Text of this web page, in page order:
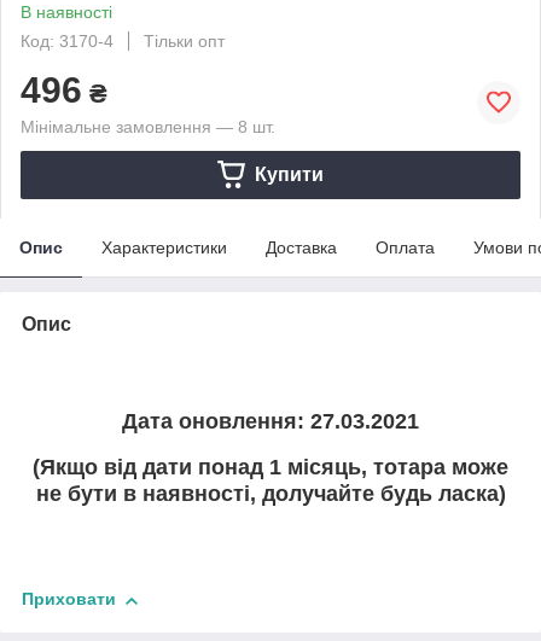
В наявності
Код: 3170-4
Тільки опт
496 ₴
Мінімальне замовлення — 8 шт.
Купити
Опис Характеристики Доставка Оплата Умови
Опис
Дата оновлення: 27.03.2021
(Якщо від дати понад 1 місяць, тотара може
не бути в наявності, долучайте будь ласка)
Приховати